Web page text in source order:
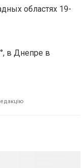
областях 19-
в Днепре в